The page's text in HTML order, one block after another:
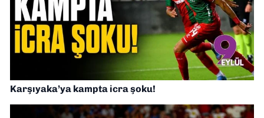
Karşıyaka’ya kampta icra şoku!